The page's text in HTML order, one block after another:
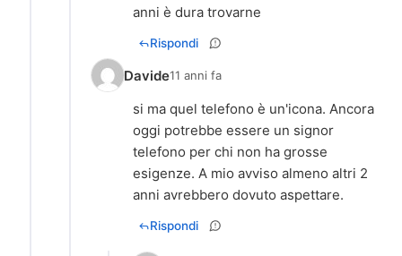
anni è dura trovarne
Rispondi
Davide11 anni fa
si ma quel telefono è un'icona. Ancora
oggi potrebbe essere un signor
telefono per chi non ha grosse
esigenze. A mio avviso almeno altri 2
anni avrebbero dovuto aspettare.
Rispondi